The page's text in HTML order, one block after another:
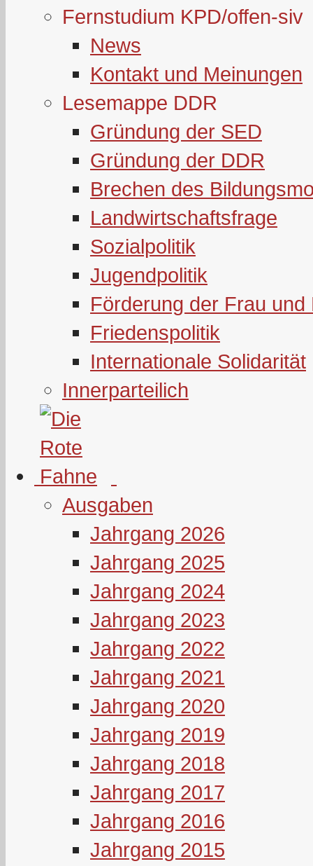
Fernstudium KPD/offen-siv
News
Kontakt und Meinungen
Lesemappe DDR
Gründung der SED
Gründung der DDR
Brechen des
Landwirtschaftsfrage
Sozialpolitik
Jugendpolitik
Förderung der Frau und
Friedenspolitik
Internationale Solidarität
Innerparteilich
Ausgaben
Jahrgang 2026
Jahrgang 2025
Jahrgang 2024
Jahrgang 2023
Jahrgang 2022
Jahrgang 2021
Jahrgang 2020
Jahrgang 2019
Jahrgang 2018
Jahrgang 2017
Jahrgang 2016
Jahrgang 2015